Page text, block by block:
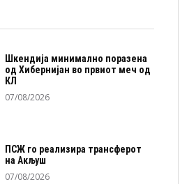
Шкендија минимално поразена
од Хибернијан во првиот меч од
КЛ
07/08/2026
ПСЖ го реализира трансферот
на Акљуш
07/08/2026